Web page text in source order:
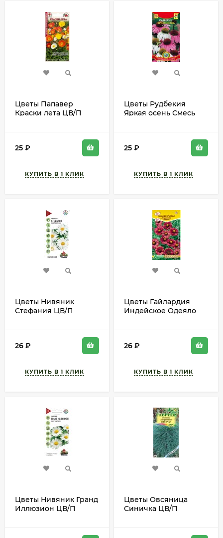
Цветы Папавер
Краски лета ЦВ/П
25 ₽
Цветы Рудбекия
Яркая осень Смесь
25 ₽
Цветы Нивяник
Стефания ЦВ/П
26 ₽
Цветы Гайлардия
Индейское Одеяло
26 ₽
Цветы Нивяник Гранд
Иллюзион ЦВ/П
Цветы Овсяница
Синичка ЦВ/П